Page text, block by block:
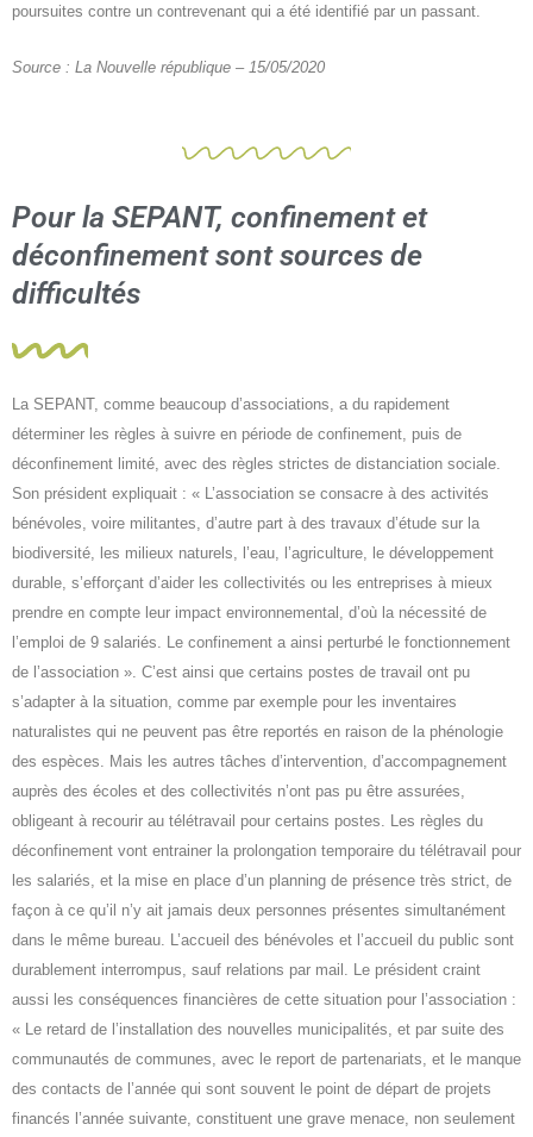
poursuites contre un contrevenant qui a été identifié par un passant.
Source : La Nouvelle république – 15/05/2020
Pour la SEPANT, confinement et
déconfinement sont sources de
difficultés
La SEPANT, comme beaucoup d’associations, a du rapidement
déterminer les règles à suivre en période de confinement, puis de
déconfinement limité, avec des règles strictes de distanciation sociale.
Son président expliquait : « L’association se consacre à des activités
bénévoles, voire militantes, d’autre part à des travaux d’étude sur la
biodiversité, les milieux naturels, l’eau, l’agriculture, le développement
durable, s’efforçant d’aider les collectivités ou les entreprises à mieux
prendre en compte leur impact environnemental, d’où la nécessité de
l’emploi de 9 salariés. Le confinement a ainsi perturbé le fonctionnement
de l’association ». C’est ainsi que certains postes de travail ont pu
s’adapter à la situation, comme par exemple pour les inventaires
naturalistes qui ne peuvent pas être reportés en raison de la phénologie
des espèces. Mais les autres tâches d’intervention, d’accompagnement
auprès des écoles et des collectivités n’ont pas pu être assurées,
obligeant à recourir au télétravail pour certains postes. Les règles du
déconfinement vont entrainer la prolongation temporaire du télétravail pour
les salariés, et la mise en place d’un planning de présence très strict, de
façon à ce qu’il n’y ait jamais deux personnes présentes simultanément
dans le même bureau. L’accueil des bénévoles et l’accueil du public sont
durablement interrompus, sauf relations par mail. Le président craint
aussi les conséquences financières de cette situation pour l’association :
« Le retard de l’installation des nouvelles municipalités, et par suite des
communautés de communes, avec le report de partenariats, et le manque
des contacts de l’année qui sont souvent le point de départ de projets
financés l’année suivante, constituent une grave menace, non seulement